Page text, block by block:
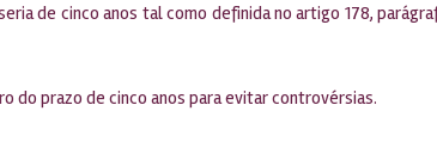
de cinco anos tal como definida no artigo 178,
do prazo de cinco anos para evitar controvérsias.